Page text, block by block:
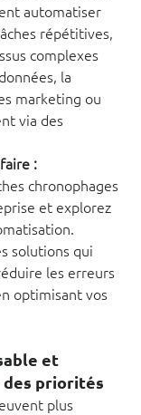
automatiser
répétitives,
complexes
la
marketing ou
via des
:
chronophages
et explorez
solutions qui
les erreurs
optimisant vos
et
priorités
plus